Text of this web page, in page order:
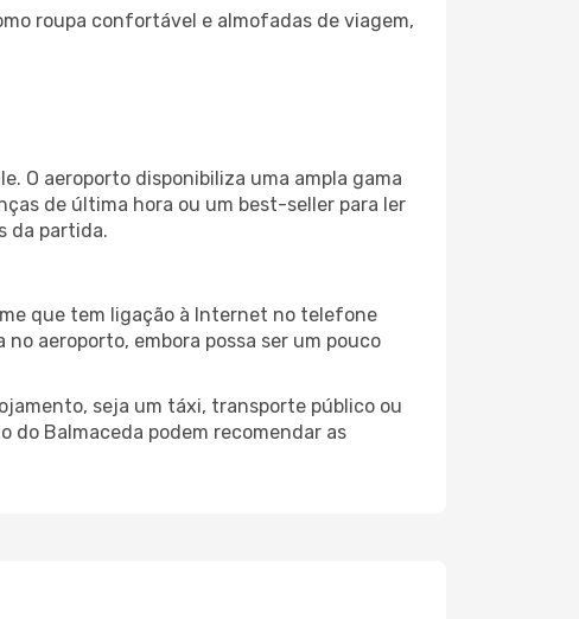
roupa confortável e almofadas de viagem,
O aeroporto disponibiliza uma ampla gama
de última hora ou um best-seller para ler
da partida.
que tem ligação à Internet no telefone
aeroporto, embora possa ser um pouco
seja um táxi, transporte público ou
do Balmaceda podem recomendar as